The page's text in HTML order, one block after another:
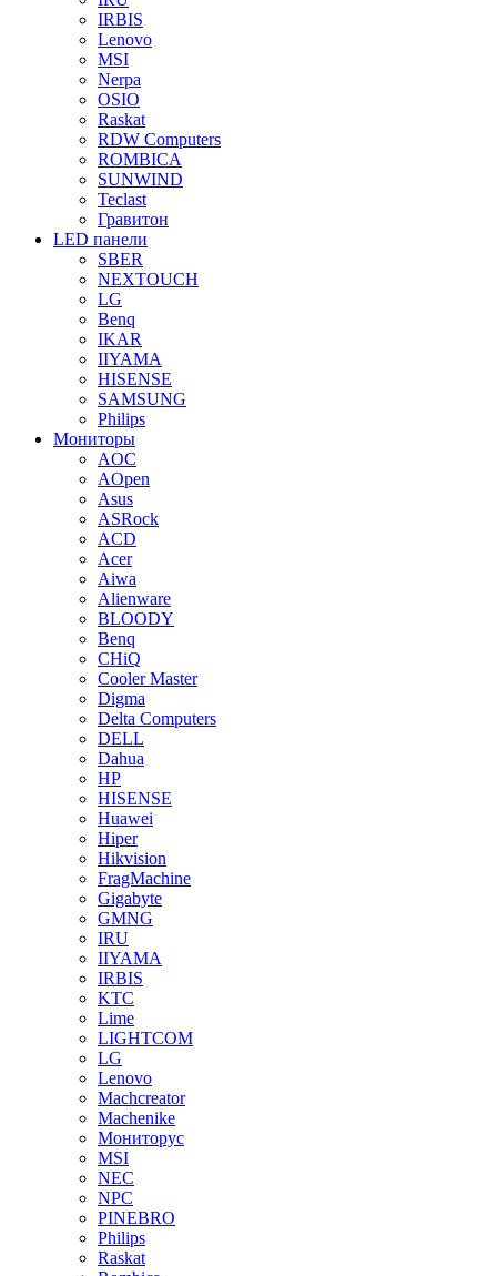
IRBIS
Lenovo
MSI
Nerpa
OSIO
Raskat
RDW Computers
ROMBICA
SUNWIND
Teclast
Гравитон
LED панели
SBER
NEXTOUCH
LG
Benq
IKAR
IIYAMA
HISENSE
SAMSUNG
Philips
Мониторы
AOC
AOpen
Asus
ASRock
ACD
Acer
Aiwa
Alienware
BLOODY
Benq
CHiQ
Cooler Master
Digma
Delta Computers
DELL
Dahua
HP
HISENSE
Huawei
Hiper
Hikvision
FragMachine
Gigabyte
GMNG
IRU
IIYAMA
IRBIS
KTC
Lime
LIGHTCOM
LG
Lenovo
Machcreator
Machenike
Мониторус
MSI
NEC
NPC
PINEBRO
Philips
Raskat